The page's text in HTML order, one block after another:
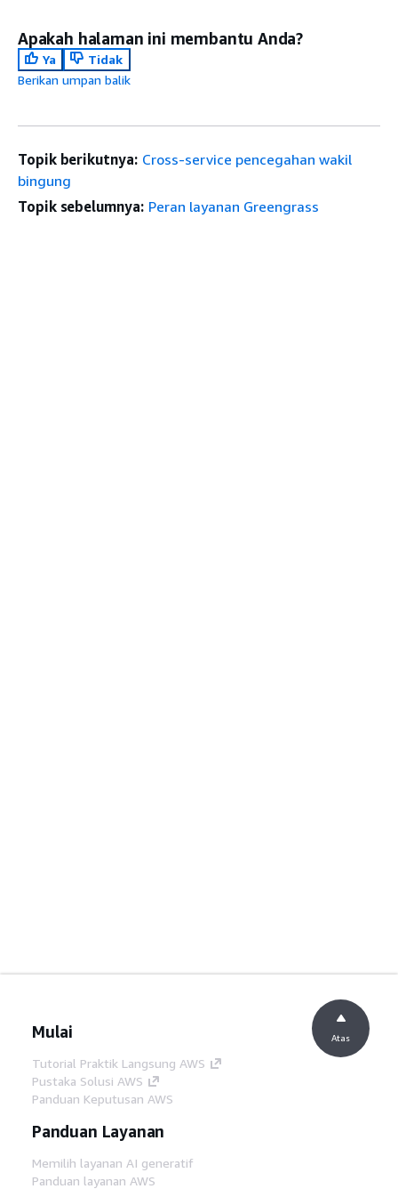
Apakah halaman ini membantu Anda?
Ya
Tidak
Berikan umpan balik
Topik berikutnya: Cross-service pencegahan wakil
bingung
Topik sebelumnya: Peran layanan Greengrass
Mulai
Tutorial Praktik Langsung AWS
Pustaka Solusi AWS
Panduan Keputusan AWS
Panduan Layanan
Memilih layanan AI generatif
Panduan layanan AWS
Atas